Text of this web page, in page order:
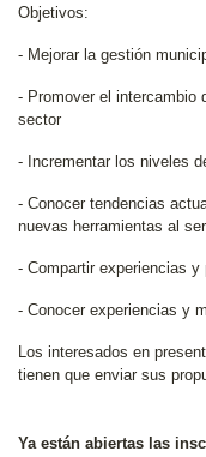
Objetivos:
- Mejorar la gestión
- Promover el intercambio
sector
- Incrementar los niveles
- Conocer tendencias
nuevas herramientas al
- Compartir experiencias
- Conocer experiencias y
Los interesados en
tienen que enviar sus
Ya están abiertas las